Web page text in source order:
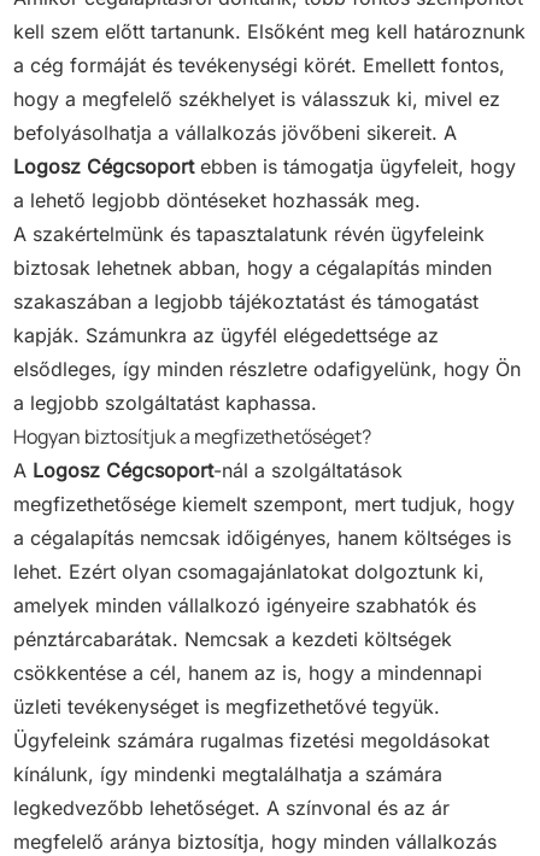
kell szem előtt tartanunk. Elsőként meg kell határoznunk
a cég formáját és tevékenységi körét. Emellett fontos,
hogy a megfelelő székhelyet is válasszuk ki, mivel ez
befolyásolhatja a vállalkozás jövőbeni sikereit. A
Logosz Cégcsoportebben is támogatja ügyfeleit, hogy
a lehető legjobb döntéseket hozhassák meg.
A szakértelmünk és tapasztalatunk révén ügyfeleink
biztosak lehetnek abban, hogy a cégalapítás minden
szakaszában a legjobb tájékoztatást és támogatást
kapják. Számunkra az ügyfél elégedettsége az
elsődleges, így minden részletre odafigyelünk, hogy Ön
a legjobb szolgáltatást kaphassa.
Hogyan biztosítjuk a megfizethetőséget?
A Logosz Cégcsoport-nál a szolgáltatások
megfizethetősége kiemelt szempont, mert tudjuk, hogy
a cégalapítás nemcsak időigényes, hanem költséges is
lehet. Ezért olyan csomagajánlatokat dolgoztunk ki,
amelyek minden vállalkozó igényeire szabhatók és
pénztárcabarátak. Nemcsak a kezdeti költségek
csökkentése a cél, hanem az is, hogy a mindennapi
üzleti tevékenységet is megfizethetővé tegyük.
Ügyfeleink számára rugalmas fizetési megoldásokat
kínálunk, így mindenki megtalálhatja a számára
legkedvezőbb lehetőséget. A színvonal és az ár
megfelelő aránya biztosítja, hogy minden vállalkozás